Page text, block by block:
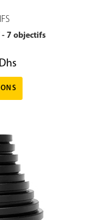
- 7 objectifs
Dhs